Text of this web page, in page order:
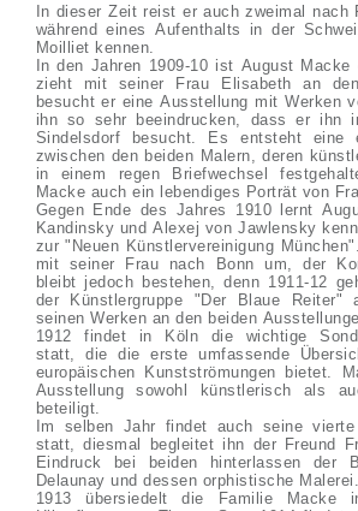
In dieser Zeit reist er auch zweimal nach
während eines Aufenthalts in der
Moilliet kennen.
In den Jahren 1909-10 ist August
zieht mit seiner Frau Elisabeth an
besucht er eine Ausstellung mit Werken
ihn so sehr beeindrucken, dass er ihn
Sindelsdorf besucht. Es entsteht eine
zwischen den beiden Malern, deren
in einem regen Briefwechsel
Macke auch ein lebendiges Porträt von
Gegen Ende des Jahres 1910 lernt
Kandinsky und Alexej von Jawlensky
zur "Neuen Künstlervereinigung
mit seiner Frau nach Bonn um, der
bleibt jedoch bestehen, denn 1911-12
der Künstlergruppe "Der Blaue
seinen Werken an den beiden
1912 findet in Köln die wichtige
statt, die die erste umfassende
europäischen Kunstströmungen bietet.
Ausstellung sowohl künstlerisch als
beteiligt.
Im selben Jahr findet auch seine
statt, diesmal begleitet ihn der Freund
Eindruck bei beiden hinterlassen der
Delaunay und dessen orphistische Malerei.
1913 übersiedelt die Familie Macke